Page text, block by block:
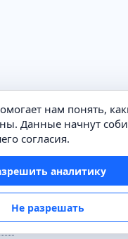
нам понять,
Данные начнут
согласия.
аналитику
Не разрешать